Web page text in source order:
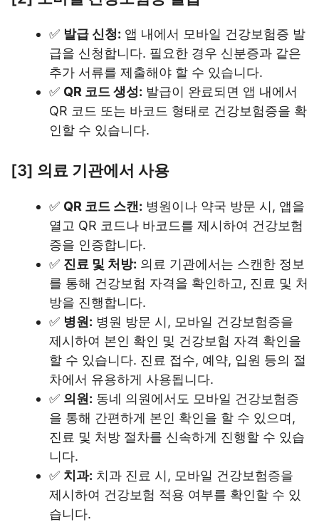
✅ 발급 신청: 앱 내에서 모바일 건강보험증 발
급을 신청합니다. 필요한 경우 신분증과 같은
추가 서류를 제출해야 할 수 있습니다.
✅ QR 코드 생성: 발급이 완료되면 앱 내에서
QR 코드 또는 바코드 형태로 건강보험증을 확
인할 수 있습니다.
[3] 의료 기관에서 사용
✅ QR 코드 스캔: 병원이나 약국 방문 시, 앱을
열고 QR 코드나 바코드를 제시하여 건강보험
증을 인증합니다.
✅ 진료 및 처방: 의료 기관에서는 스캔한 정보
를 통해 건강보험 자격을 확인하고, 진료 및 처
방을 진행합니다.
✅ 병원: 병원 방문 시, 모바일 건강보험증을
제시하여 본인 확인 및 건강보험 자격 확인을
할 수 있습니다. 진료 접수, 예약, 입원 등의 절
차에서 유용하게 사용됩니다.
✅ 의원: 동네 의원에서도 모바일 건강보험증
을 통해 간편하게 본인 확인을 할 수 있으며,
진료 및 처방 절차를 신속하게 진행할 수 있습
니다.
✅ 치과: 치과 진료 시, 모바일 건강보험증을
제시하여 건강보험 적용 여부를 확인할 수 있
습니다.